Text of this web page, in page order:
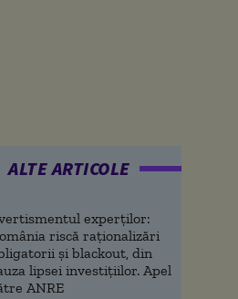
ALTE ARTICOLE
experților:
riscă raționalizări
și blackout, din
lipsei investițiilor. Apel
ANRE